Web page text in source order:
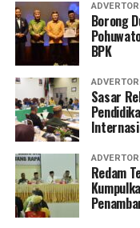
Borong
BPK
Sasar
Redam